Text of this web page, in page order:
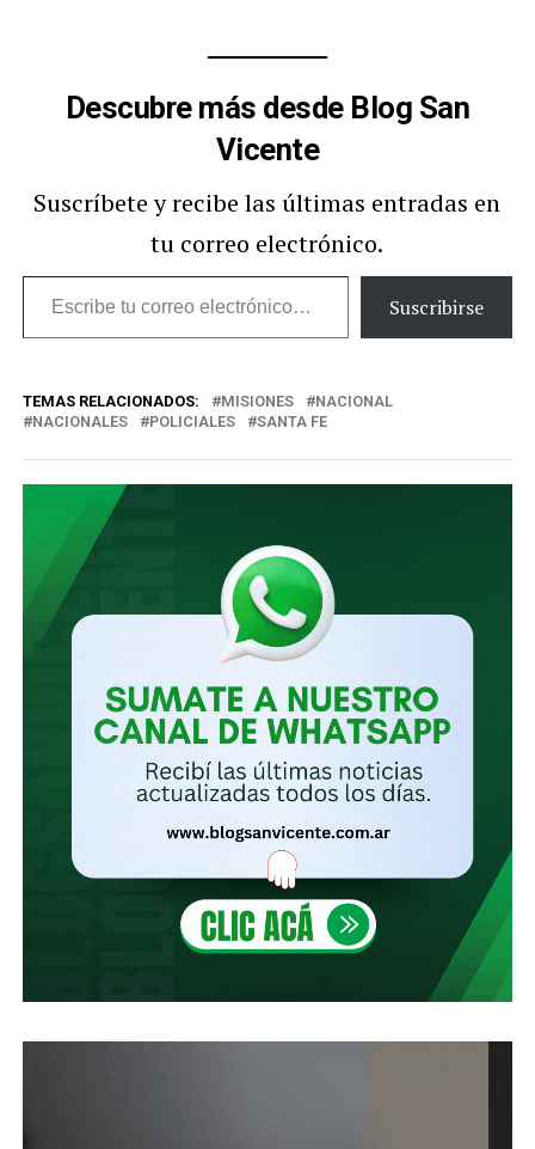
Descubre más desde Blog San
Vicente
Suscríbete y recibe las últimas entradas en
tu correo electrónico.
Escribe
tu
electrónico…
Suscribirse
TEMAS RELACIONADOS: MISIONES
NACIONAL
NACIONALES
POLICIALES SANTA FE